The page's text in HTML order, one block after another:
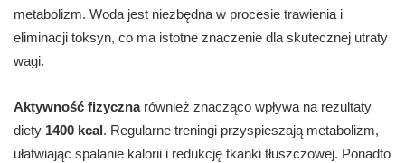
metabolizm. Woda jest niezbędna w procesie trawienia i
eliminacji toksyn, co ma istotne znaczenie dla skutecznej utraty
wagi.
Aktywność fizycznarównież znacząco wpływa na rezultaty
diety 1400 kcal. Regularne treningi przyspieszają metabolizm,
ułatwiając spalanie kalorii i redukcję tkanki tłuszczowej. Ponadto